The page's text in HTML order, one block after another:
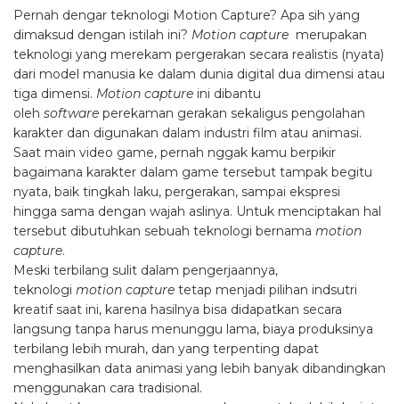
Pernah dengar teknologi Motion Capture? Apa sih yang
dimaksud dengan istilah ini? Motion capture merupakan
teknologi yang merekam pergerakan secara realistis (nyata)
dari model manusia ke dalam dunia digital dua dimensi atau
tiga dimensi. Motion capture ini dibantu
oleh software perekaman gerakan sekaligus pengolahan
karakter dan digunakan dalam industri film atau animasi.
Saat main video game, pernah nggak kamu berpikir
bagaimana karakter dalam game tersebut tampak begitu
nyata, baik tingkah laku, pergerakan, sampai ekspresi
hingga sama dengan wajah aslinya. Untuk menciptakan hal
tersebut dibutuhkan sebuah teknologi bernama motion
capture.
Meski terbilang sulit dalam pengerjaannya,
teknologi motion capture tetap menjadi pilihan indsutri
kreatif saat ini, karena hasilnya bisa didapatkan secara
langsung tanpa harus menunggu lama, biaya produksinya
terbilang lebih murah, dan yang terpenting dapat
menghasilkan data animasi yang lebih banyak dibandingkan
menggunakan cara tradisional.